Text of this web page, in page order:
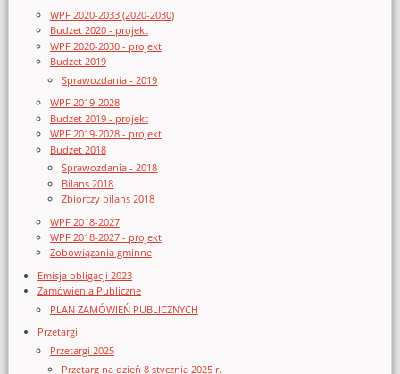
WPF 2020-2033 (2020-2030)
Budżet 2020 - projekt
WPF 2020-2030 - projekt
Budżet 2019
Sprawozdania - 2019
WPF 2019-2028
Budżet 2019 - projekt
WPF 2019-2028 - projekt
Budżet 2018
Sprawozdania - 2018
Bilans 2018
Zbiorczy bilans 2018
WPF 2018-2027
WPF 2018-2027 - projekt
Zobowiązania gminne
Emisja obligacji 2023
Zamówienia Publiczne
PLAN ZAMÓWIEŃ PUBLICZNYCH
Przetargi
Przetargi 2025
Przetarg na dzień 8 stycznia 2025 r.